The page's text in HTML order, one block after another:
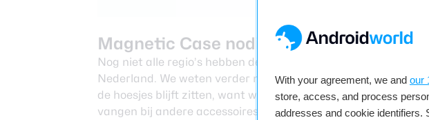
With your agreement, we and our
store, access, and process
addresses and cookie identifiers.
Magnetic Case nodig
Nog niet alle regio’s hebben deze powerbank, maar we zien
Nederland. We weten verder niet of het een heel goede
de hoesjes blijft zitten, want we hebben hem niet getest,
vangen bij andere accessoires, dan heeft deze powerbank